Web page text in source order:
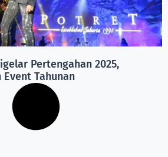
Pertengahan 2025,
Tahunan